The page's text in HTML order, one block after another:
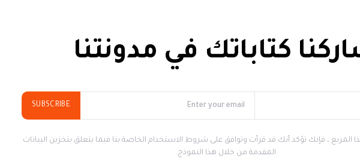
كتاباتك في مدونتنا
SUBSCRIBE
المربع ، فإنك تؤكد أنك قد قرأت وتوافق على شروط الاستخدام الخاصة بنا فيما يتعلق بتخزين البيانات
المقدمة من خلال هذا النموذج.